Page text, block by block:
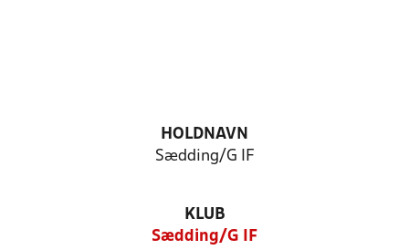
HOLDNAVN
Sædding/G IF
KLUB
Sædding/G IF